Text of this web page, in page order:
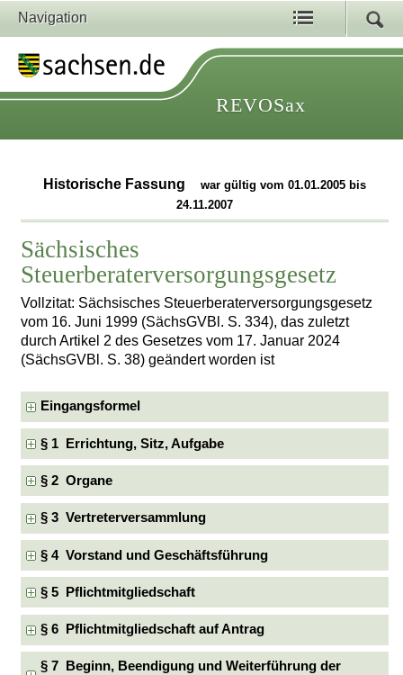
Navigation
REVOSax
Historische Fassung
war gültig vom 01.01.2005 bis
24.11.2007
Sächsisches
Steuerberaterversorgungsgesetz
Vollzitat: Sächsisches Steuerberaterversorgungsgesetz
vom 16. Juni 1999 (SächsGVBl. S. 334), das zuletzt
durch Artikel 2 des Gesetzes vom 17. Januar 2024
(SächsGVBl. S. 38) geändert worden ist
Eingangsformel
§ 1 Errichtung, Sitz, Aufgabe
§ 2 Organe
§ 3 Vertreterversammlung
§ 4 Vorstand und Geschäftsführung
§ 5 Pflichtmitgliedschaft
§ 6 Pflichtmitgliedschaft auf Antrag
§ 7 Beginn, Beendigung und Weiterführung der